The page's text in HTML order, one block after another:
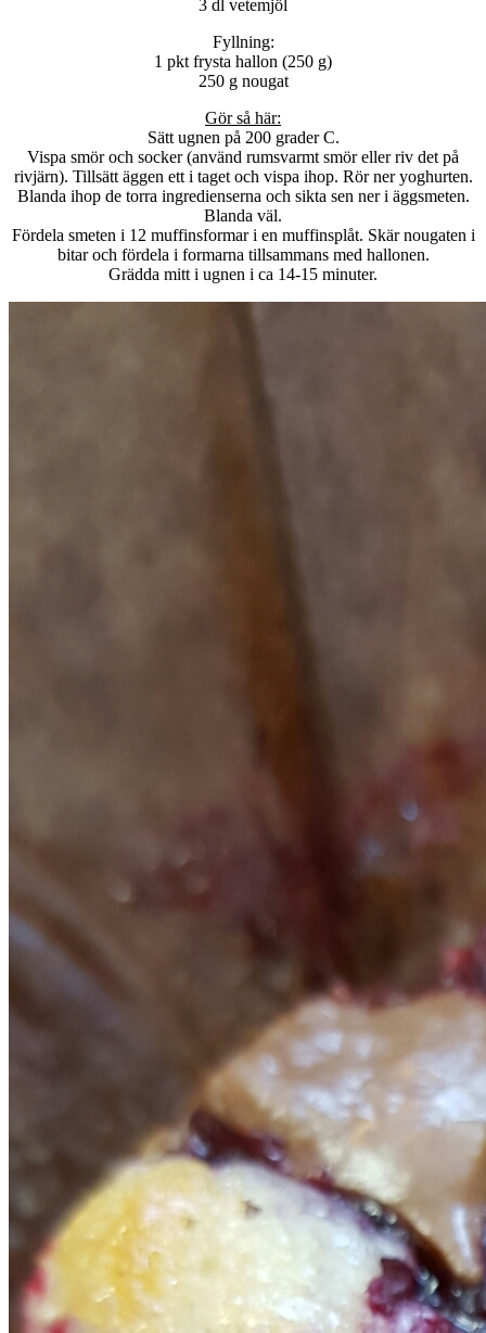
3 dl vetemjöl
Fyllning:
1 pkt frysta hallon (250 g)
250 g nougat
Gör så här:
Sätt ugnen på 200 grader C.
Vispa smör och socker (använd rumsvarmt smör eller riv det på
rivjärn). Tillsätt äggen ett i taget och vispa ihop. Rör ner yoghurten.
Blanda ihop de torra ingredienserna och sikta sen ner i äggsmeten.
Blanda väl.
Fördela smeten i 12 muffinsformar i en muffinsplåt. Skär nougaten i
bitar och fördela i formarna tillsammans med hallonen.
Grädda mitt i ugnen i ca 14-15 minuter.